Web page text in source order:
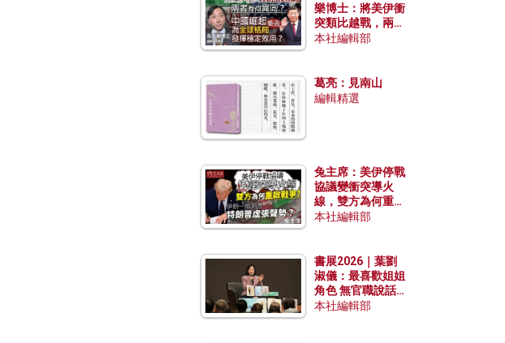
樂博士：將美伊衝
突類比越戰，兩者
有何異同？中國崛
本社編輯部
葛亮：見南山
編輯精選
兔主席：美伊停戰
協議變衝突導火
線，雙方為何重啟
戰爭？伊朗一早洞
本社編輯部
書展2026｜葉劉
淑儀：最喜歡姐姐
角色 無官職說話
包袱少
本社編輯部